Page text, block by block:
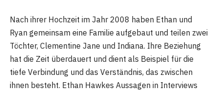
Nach ihrer Hochzeit im Jahr 2008 haben Ethan und
Ryan gemeinsam eine Familie aufgebaut und teilen zwei
Töchter, Clementine Jane und Indiana. Ihre Beziehung
hat die Zeit überdauert und dient als Beispiel für die
tiefe Verbindung und das Verständnis, das zwischen
ihnen besteht. Ethan Hawkes Aussagen in Interviews